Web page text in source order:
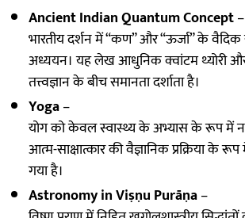
Ancient Indian Quantum Concept–
भारतीय दर्शन में “कण” और “ऊर्जा” के
अध्ययन। यह लेख आधुनिक क्वांटम थ्योरी
तत्त्वज्ञान के बीच समानता दर्शाता है।
Yoga–
योग को केवल स्वास्थ्य के अभ्यास के रूप में
आत्म-साक्षात्कार की वैज्ञानिक प्रक्रिया के
गया है।
Astronomy in Viṣṇu Purāṇa–